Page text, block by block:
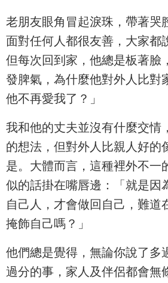
老朋友眼角冒起淚珠，帶著哭
面對任何人都很友善，大家都
但每次回到家，他總是板著臉
發脾氣，為什麼他對外人比對
他不再愛我了？」
我和他的丈夫並沒有什麼交情
的想法，但對外人比親人好的
是。大體而言，這種裡外不一
似的話掛在嘴唇邊：「就是因
自己人，才會做回自己，難道
掩飾自己嗎？」
他們總是覺得，無論你說了多
過分的事，家人及伴侶都會無